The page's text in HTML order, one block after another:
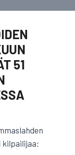
51
kilpailijaa: